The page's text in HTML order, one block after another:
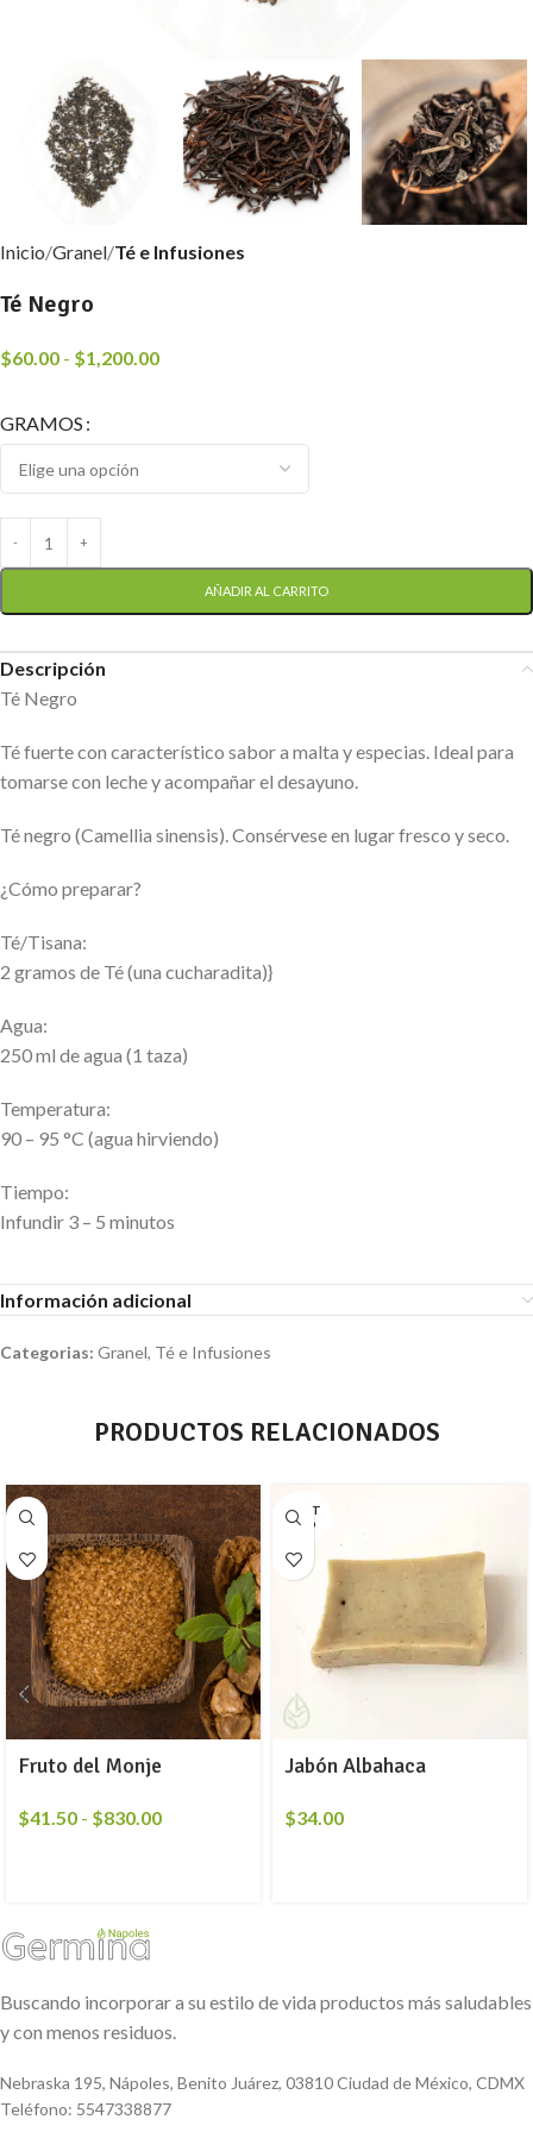
Inicio Granel Té e Infusiones
Té Negro
$60.00 - $1,200.00
GRAMOS
AÑADIR AL CARRITO
Descripción
Té Negro
Té fuerte con característico sabor a malta y especias. Ideal para
tomarse con leche y acompañar el desayuno.
Té negro (Camellia sinensis). Consérvese en lugar fresco y seco.
¿Cómo preparar?
Té/Tisana:
2 gramos de Té (una cucharadita)}
Agua:
250 ml de agua (1 taza)
Temperatura:
90 – 95 °C (agua hirviendo)
Tiempo:
Infundir 3 – 5 minutos
Información adicional
Categorias: Granel, Té e Infusiones
PRODUCTOS RELACIONADOS
Fruto del Monje
$41.50 - $830.00
AGOT
ADO
Jabón Albahaca
$34.00
Buscando incorporar a su estilo de vida productos más saludables
y con menos residuos.
Nebraska 195, Nápoles, Benito Juárez, 03810 Ciudad de México, CDMX
Teléfono: 5547338877